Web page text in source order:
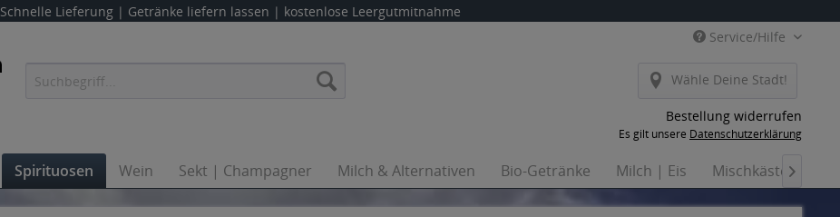
Schnelle Lieferung | Getränke liefern lassen | kostenlose Leergutmitnahme
Service/Hilfe
Wähle Deine Stadt!
Bestellung widerrufen
Es gilt unsere Datenschutzerklärung
Spirituosen Wein Sekt | Champagner Milch & Alternativen Bio-Getränke Milch | Eis Mischkästen
